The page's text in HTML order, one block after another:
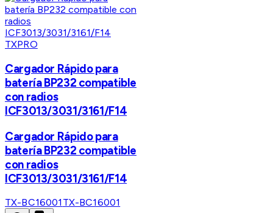
TXPRO
Cargador Rápido para
batería BP232 compatible
con radios
ICF3013/3031/3161/F14
Cargador Rápido para
batería BP232 compatible
con radios
ICF3013/3031/3161/F14
TX-BC16001 TX-BC16001